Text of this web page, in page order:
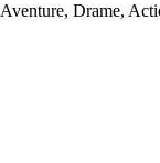
Aventure, Drame,